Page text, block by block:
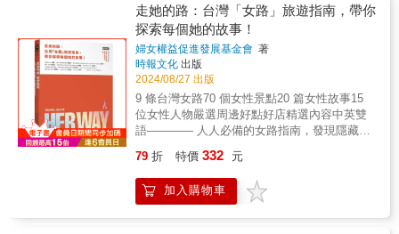
始、歷經日本統治，一直到光復初期都是台南
最繁榮的精華地段，傳承百年至今，搖身成為
全國老行業與老店分布最多的街區。沒去過本
町，你不知道老台南人當年的摩登生活——
Discovery和日本電視台都爭相報導的獨門手
藝；最早推出環保概念手工鞋的百年製鞋店；
自清代就為人指點迷津的家傳算命巷……數十
種傳承百年的老行業，凝聚成百年府城人們的
經典時光。在地插畫家鱷魚（陳貴芳）圖文並
茂，深度介紹台南民權路和新美街一帶的老
過鱷魚活潑生動、極富個人特色的插圖，以店
主人、店家特色和產品，搭配店家導覽及老店
故事，讓人跟著鱷魚的腳步，走入台南人的經
走她的路：台灣「女路」旅遊指南，帶你
探索每個她的故事！
婦女權益促進發展基金會 著
時報文化 出版
2024/08/27 出版
9 條台灣女路70 個女性景點20 篇女性故事15
位女性人物嚴選周邊好點好店精選內容中英雙
語———— 人人必備的女路指南，發現隱藏在
個轉角都可能藏著不為人知的女性故事！深受
大小朋友喜愛的松山文創園區，曾是女工待遇
福利領先全台的製菸廠！國內外香客絡繹不絕
79 折 特價 332 元
加入購物車